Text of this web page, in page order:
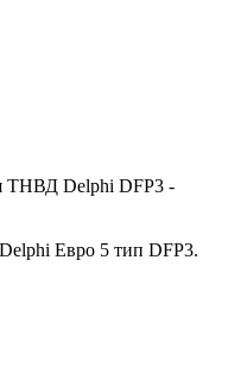
ТНВД Delphi DFP3 -
Евро 5 тип DFP3.